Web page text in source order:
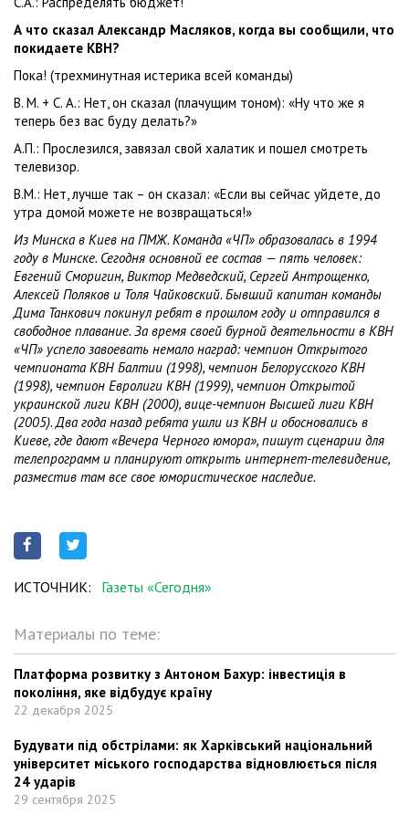
А что сказал Александр Масляков, когда вы сообщили, что
покидаете КВН?
Пока! (трехминутная истерика всей команды)
В. М. + С. А.: Нет, он сказал (плачущим тоном): «Ну что же я
теперь без вас буду делать?»
А.П.: Прослезился, завязал свой халатик и пошел смотреть
телевизор.
В.М.: Нет, лучше так – он сказал: «Если вы сейчас уйдете, до
утра домой можете не возвращаться!»
Из Минска в Киев на ПМЖ. Команда «ЧП» образовалась в 1994
году в Минске. Сегодня основной ее состав — пять человек:
Евгений Сморигин, Виктор Медведский, Сергей Антрощенко,
Алексей Поляков и Толя Чайковский. Бывший капитан команды
Дима Танкович покинул ребят в прошлом году и отправился в
свободное плавание. За время своей бурной деятельности в КВН
«ЧП» успело завоевать немало наград: чемпион Открытого
чемпионата КВН Балтии (1998), чемпион Белорусского КВН
(1998), чемпион Евролиги КВН (1999), чемпион Открытой
украинской лиги КВН (2000), вице-чемпион Высшей лиги КВН
(2005). Два года назад ребята ушли из КВН и обосновались в
Киеве, где дают «Вечера Черного юмора», пишут сценарии для
телепрограмм и планируют открыть интернет-телевидение,
разместив там все свое юмористическое наследие.
ИСТОЧНИК: Газеты «Сегодня»
Материалы по теме:
Платформа розвитку з Антоном Бахур: інвестиція в
покоління, яке відбудує країну
22 декабря 2025
Будувати під обстрілами: як Харківський національний
університет міського господарства відновлюється після
24 ударів
29 сентября 2025